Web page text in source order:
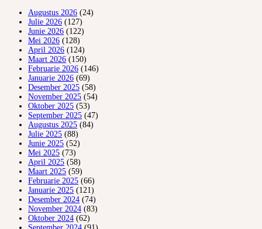
Augustus 2026 (24)
Julie 2026 (127)
Junie 2026 (122)
Mei 2026 (128)
April 2026 (124)
Maart 2026 (150)
Februarie 2026 (146)
Januarie 2026 (69)
Desember 2025 (58)
November 2025 (54)
Oktober 2025 (53)
September 2025 (47)
Augustus 2025 (84)
Julie 2025 (88)
Junie 2025 (52)
Mei 2025 (73)
April 2025 (58)
Maart 2025 (59)
Februarie 2025 (66)
Januarie 2025 (121)
Desember 2024 (74)
November 2024 (83)
Oktober 2024 (62)